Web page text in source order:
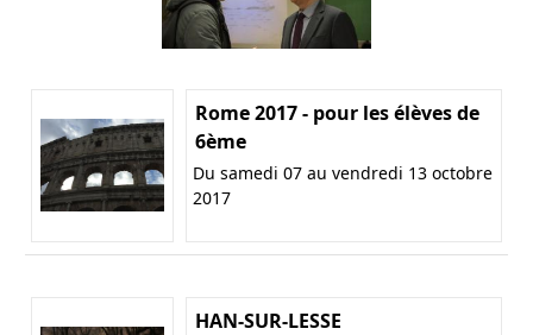
Rome 2017 - pour les élèves de
6ème
Du samedi 07 au vendredi 13 octobre
2017
HAN-SUR-LESSE